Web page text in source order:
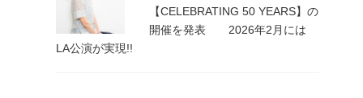
【CELEBRATING 50 YEARS】の
開催を発表 2026年2月には
LA公演が実現!!